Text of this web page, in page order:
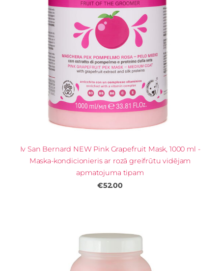
Iv San Bernard NEW Pink Grapefruit Mask, 1000 ml -
Maska-kondicionieris ar rozā greifrūtu vidējam
apmatojuma tipam
€52.00